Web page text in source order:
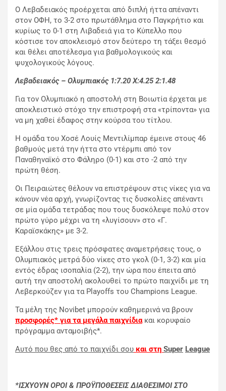
Ο Λεβαδειακός προέρχεται από διπλή ήττα απέναντι
στον ΟΦΗ, το 3-2 στο πρωτάθλημα στο Παγκρήτιο και
κυρίως το 0-1 στη Λιβαδειά για το Κύπελλο που
κόστισε τον αποκλεισμό στον δεύτερο τη τάξει θεσμό
και θέλει αποτέλεσμα για βαθμολογικούς και
ψυχολογικούς λόγους.
Λεβαδειακός – Ολυμπιακός 1:7.20X:4.25 2:1.48
Για τον Ολυμπιακό η αποστολή στη Βοιωτία έρχεται με
αποκλειστικό στόχο την επιστροφή στα «τρίποντα» για
να μη χαθεί έδαφος στην κούρσα του τίτλου.
Η ομάδα του Χοσέ Λουίς Μεντιλίμπαρ έμεινε στους 46
βαθμούς μετά την ήττα στο ντέρμπι από τον
Παναθηναϊκό στο Φάληρο (0-1) και στο -2 από την
πρώτη θέση.
Οι Πειραιώτες θέλουν να επιστρέψουν στις νίκες για να
κάνουν νέα αρχή, γνωρίζοντας τις δυσκολίες απέναντι
σε μία ομάδα τετράδας που τους δυσκόλεψε πολύ στον
πρώτο γύρο μέχρι να τη «λυγίσουν» στο «Γ.
Καραϊσκάκης» με 3-2.
Εξάλλου στις τρεις πρόσφατες αναμετρήσεις τους, ο
Ολυμπιακός μετρά δύο νίκες στο γκολ (0-1, 3-2) και μία
εντός έδρας ισοπαλία (2-2), την ώρα που έπειτα από
αυτή την αποστολή ακολουθεί το πρώτο παιχνίδι με τη
Λεβερκούζεν για τα Playoffs του Champions League.
Τα μέλη της Novibet μπορούν καθημερινά να βρουν
προσφορές* για τα μεγάλα παιχνίδιακαι κορυφαίο
πρόγραμμα ανταμοιβής*.
Αυτό που θες από το παιχνίδι σου και στη Super League
*ΙΣΧΥΟΥΝ ΟΡΟΙ & ΠΡΟΫΠΟΘΕΣΕΙΣ ΔΙΑΘΕΣΙΜΟΙ ΣΤΟ